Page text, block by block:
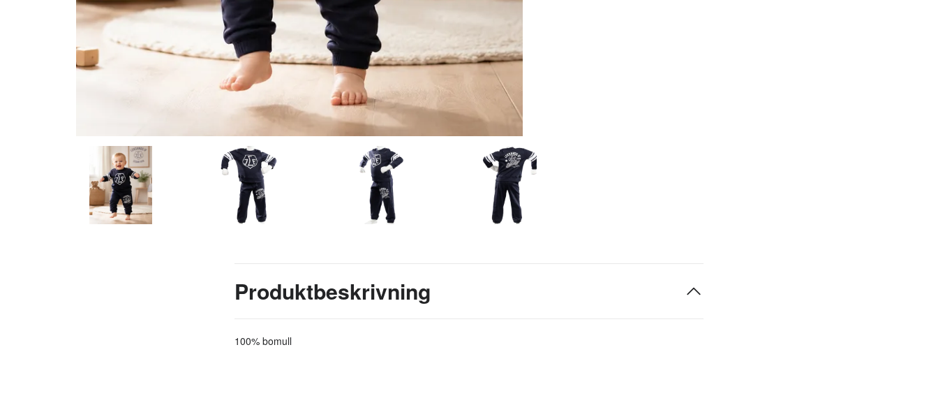
Produktbeskrivning
100% bomull